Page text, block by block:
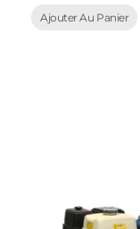
Ajouter Au Panier